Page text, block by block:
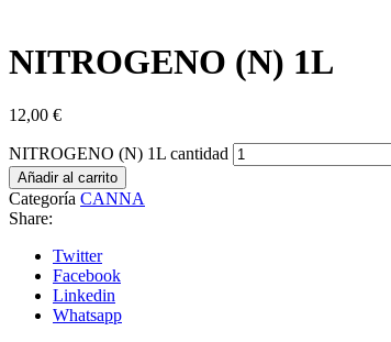
NITROGENO (N) 1L
12,00 €
NITROGENO (N) 1L cantidad
Añadir al carrito
Categoría CANNA
Share:
Twitter
Facebook
Linkedin
Whatsapp